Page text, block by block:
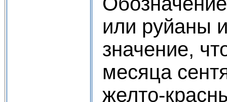
или руйаны
значение,
месяца
желто-